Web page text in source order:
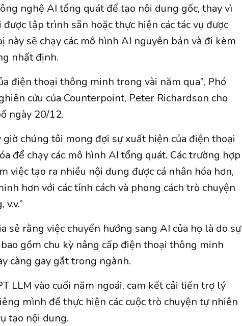
nghệ AI tổng quát để tạo nội dung gốc, thay vì
được lập trình sẵn hoặc thực hiện các tác vụ được
này sẽ chạy các mô hình AI nguyên bản và đi kèm
nhất định.
điện thoại thông minh trong vài năm qua”, Phó
cứu của Counterpoint, Peter Richardson cho
ngày 20/12.
giờ chúng tôi mong đợi sự xuất hiện của điện thoại
để chạy các mô hình AI tổng quát. Các trường hợp
việc tạo ra nhiều nội dung được cá nhân hóa hơn,
hơn với các tính cách và phong cách trò chuyện
sẻ rằng việc chuyển hướng sang AI của họ là do sự
gồm chu kỳ nâng cấp điện thoại thông minh
càng gay gắt trong ngành.
LLM vào cuối năm ngoái, cam kết cải tiến trợ lý
mình để thực hiện các cuộc trò chuyện tự nhiên
tạo nội dung.